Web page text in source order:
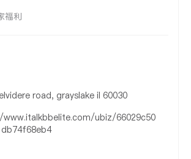
福利
road, grayslake il 60030
ubiz/66029c50